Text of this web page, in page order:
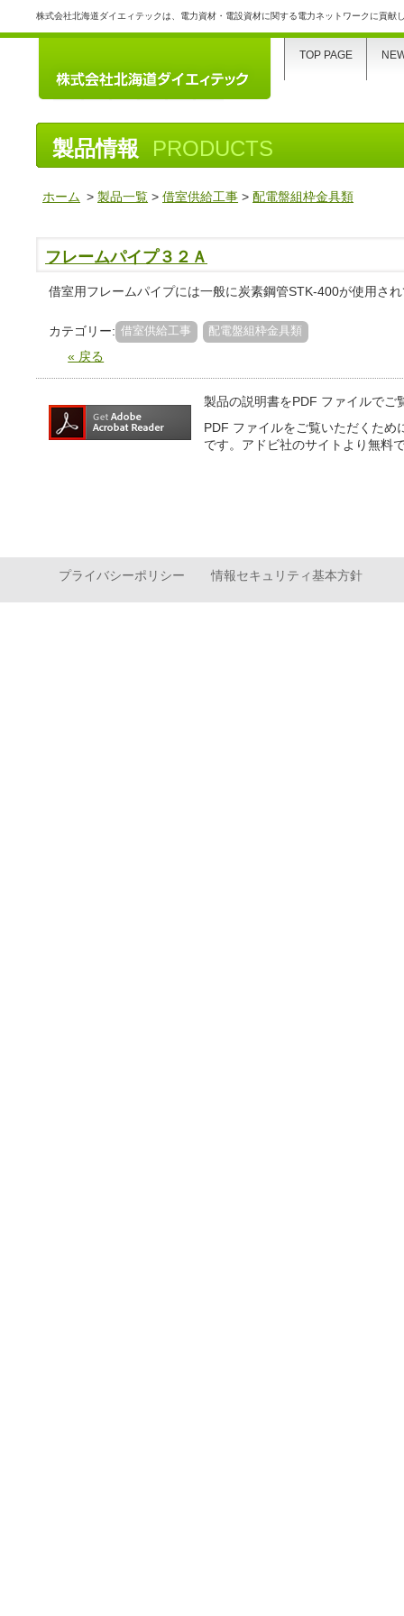
株式会社北海道ダイエィテックは、電力資材・電設資材に関する電力ネットワークに貢献
製品情報 PRODUCTS
ホーム >製品一覧 >借室供給工事 >配電盤組枠金具類
フレームパイプ３２Ａ
借室用フレームパイプには一般に炭素鋼管STK-400が使用さ
カテゴリー: 借室供給工事 配電盤組枠金具類
« 戻る
製品の説明書をPDF ファイルでご
PDF ファイルをご覧いただくため
です。アドビ社のサイトより無料
TOP PAGE
プライバシーポリシー 情報セキュリティ基本方針